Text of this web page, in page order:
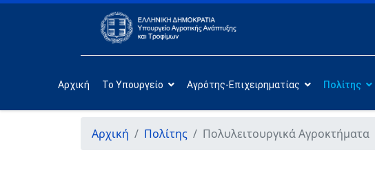
Αρχική Το Υπουργείο Αγρότης-Επιχειρηματίας Πολίτης
Αρχική Πολίτης Πολυλειτουργικά Αγροκτήματα